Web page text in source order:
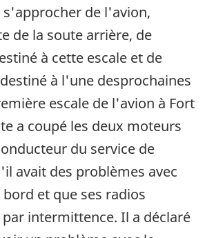
s'approcher de l'avion,
de la soute arrière, de
à cette escale et de
à l'une desprochaines
escale de l'avion à Fort
a coupé les deux moteurs
du service de
avait des problèmes avec
et que ses radios
intermittence. Il a déclaré